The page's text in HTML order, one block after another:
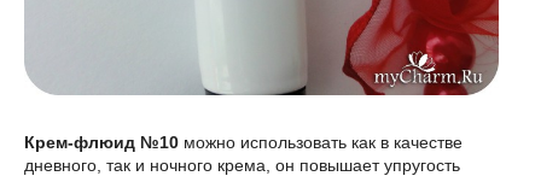
Крем-флюид №10 можно использовать как в качестве
дневного, так и ночного крема, он повышает упругость